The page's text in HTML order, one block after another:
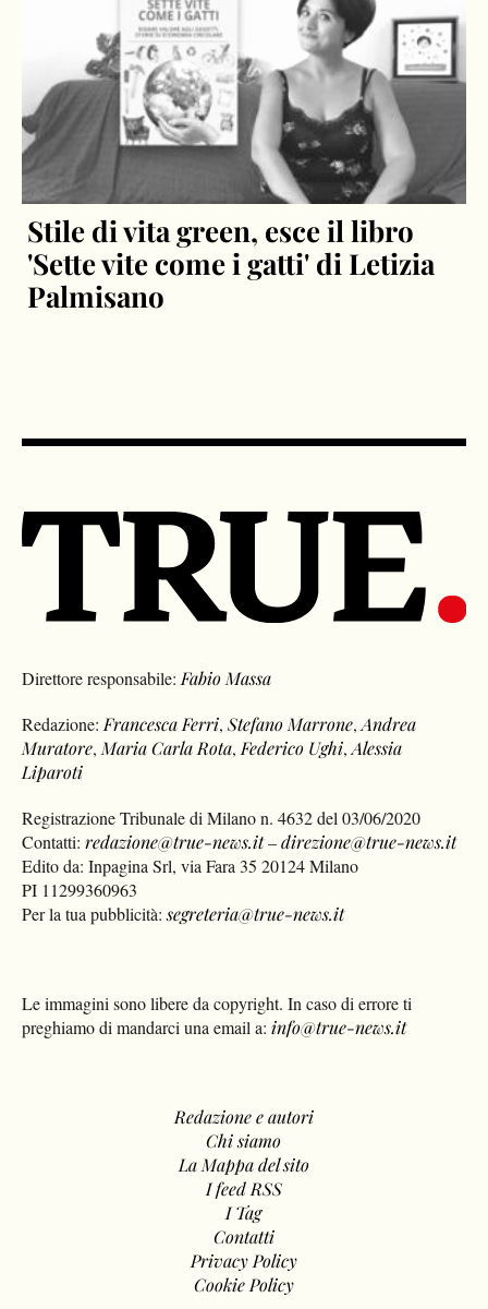
Stile di vita green, esce il libro
'Sette vite come i gatti' di Letizia
Palmisano
Direttore responsabile:Fabio Massa
Redazione:Francesca Ferri,Stefano Marrone,Andrea
Muratore,Maria Carla Rota,Federico Ughi,Alessia
Liparoti
Registrazione Tribunale di Milano n. 4632 del 03/06/2020
Contatti:redazione@true-news.it–direzione@true-news.it
Edito da: Inpagina Srl, via Fara 35 20124 Milano
PI 11299360963
Per la tua pubblicità:segreteria@true-news.it
Le immagini sono libere da copyright. In caso di errore ti
preghiamo di mandarci una email a: info@true-news.it
Redazione e autori
Chi siamo
La Mappa del sito
I feed RSS
I Tag
Contatti
Privacy Policy
Cookie Policy